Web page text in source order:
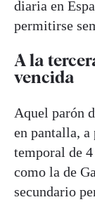
diaria en
permitirse
A la
vencida
Aquel parón
en pantalla, a
temporal de 4
como la de
secundario